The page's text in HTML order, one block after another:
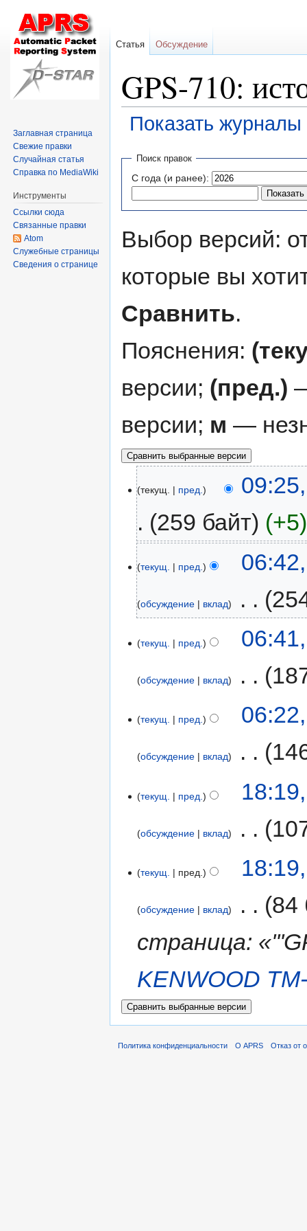
GPS-710:
Показать
Перейти
навигации
Перейти
поиску
Поиск правок
С года (и ранее):
Выбор версий:
которые вы
Сравнить.
Пояснения:
версии; (пред.)
версии; м —
текущ. пред.
259 байт
+5
текущ. пред.
обсуждение вклад
текущ. пред.
обсуждение вклад
текущ. пред.
обсуждение вклад
текущ. пред.
обсуждение вклад
текущ. пред.
обсуждение вклад
84
страница:
KENWOOD
Статья Обсуждение
Заглавная страница
Свежие правки
Случайная статья
Справка по MediaWiki
Инструменты
Ссылки сюда
Связанные правки
Atom
Служебные страницы
Сведения о странице
Политика конфиденциальности О APRS Отказ от